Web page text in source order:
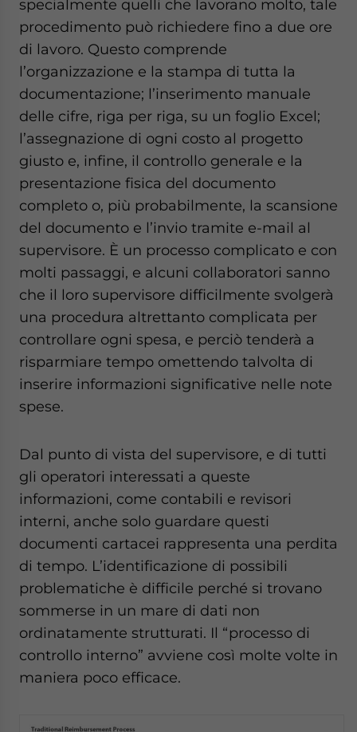
specialmente quelli che lavorano molto, tale
procedimento può richiedere fino a due ore
di lavoro. Questo comprende
l’organizzazione e la stampa di tutta la
documentazione; l’inserimento manuale
delle cifre, riga per riga, su un foglio Excel;
l’assegnazione di ogni costo al progetto
giusto e, infine, il controllo generale e la
presentazione fisica del documento
completo o, più probabilmente, la scansione
del documento e l’invio tramite e-mail al
supervisore. È un processo complicato e con
molti passaggi, e alcuni collaboratori sanno
che il loro supervisore difficilmente svolgerà
una procedura altrettanto complicata per
controllare ogni spesa, e perciò tenderà a
risparmiare tempo omettendo talvolta di
inserire informazioni significative nelle note
spese.
Dal punto di vista del supervisore, e di tutti
gli operatori interessati a queste
informazioni, come contabili e revisori
interni, anche solo guardare questi
documenti cartacei rappresenta una perdita
di tempo. L’identificazione di possibili
problematiche è difficile perché si trovano
sommerse in un mare di dati non
ordinatamente strutturati. Il “processo di
controllo interno” avviene così molte volte in
maniera poco efficace.